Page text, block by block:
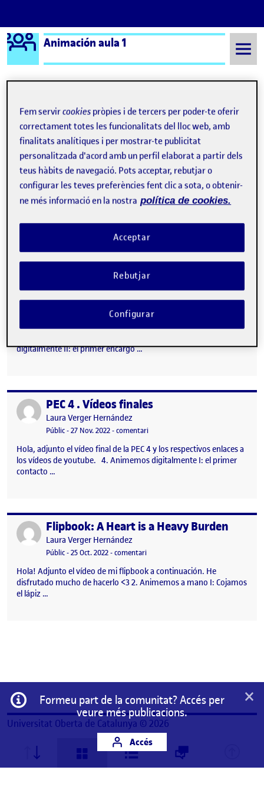
Saltar al contingut
Logo Ágora
Animación aula 1
Semestre 20221 - Aula 1 Laura Verger Hernández
Laura Verger Hernández
Publicat perPEC 6. Animación Parallax
Publicat per
Laura Verger Hernández
comentariel PEC 6. Animación Parallax
Hola! Adjunto mi enlace a Youtube con el vídeo final de la
práctica 6. Un saludo ! 6. Creemos un producto: Parallax 2,5D …
Publicat perPEC 5. Vídeo final
Data de publicació19 desembre, 2022 11:05 pm
-comentariel PEC 5. Vídeo final
digitalmente II: el primer encargo …
Publicat perPEC 4 . Vídeos finales
Publicat per
Laura Verger Hernández
Visibilitat:
Públic-Data de publicació
27 Nov. 202227 novembre, 2022 1:05 am
-comentariel PEC 4 . Vídeos finales
Hola, adjunto el vídeo final de la PEC 4 y los respectivos enlaces a
los vídeos de youtube. 4. Animemos digitalmente I: el primer
contacto …
Publicat perFlipbook: A Heart is a Heavy Burden
Publicat per
Laura Verger Hernández
Visibilitat:
Públic-Data de publicació
25 Oct. 2022-comentariel Flipbook: A Heart is a Heavy
Hola! Adjunto el vídeo de mi flipbook a continuación. He
disfrutado mucho de hacerlo <3 2. Animemos a mano I: Cojamos
el lápiz …
Informació
Formeu part de la comunitat? Accés per
veure més publicacions.
Accés
×
Universitat Oberta de Catalunya © 2026
Fem servircookies pròpies i de tercers per poder-te oferir
correctament totes les funcionalitats del lloc web, amb
finalitats analítiques i per mostrar-te publicitat
personalitzada d'acord amb un perfil elaborat a partir dels
teus hàbits de navegació. Pots acceptar, rebutjar o
configurar les teves preferències fent clic a sota, o obtenir-
ne més informació en la nostra política de cookies.
Rebutjar
Acceptar
Configurar